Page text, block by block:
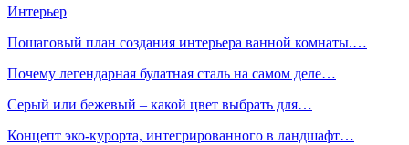
Интерьер
Пошаговый план создания интерьера ванной комнаты.…
Почему легендарная булатная сталь на самом деле…
Серый или бежевый – какой цвет выбрать для…
Концепт эко-курорта, интегрированного в ландшафт…